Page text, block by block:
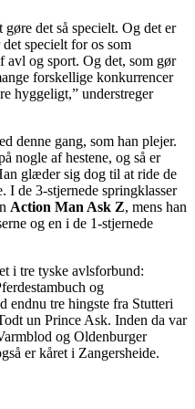
det så specielt. Og det er
specielt for os som
avl og sport. Og det, som gør
forskellige konkurrencer
hyggeligt,” understreger
denne gang, som han plejer.
nogle af hestene, og så er
glæder sig dog til at ride de
I de 3-stjernede springklasser
Action Man Ask Z, mens han
og en i de 1-stjernede
i tre tyske avlsforbund:
og
endnu tre hingste fra Stutteri
un Prince Ask. Inden da var
og Oldenburger
er kåret i Zangersheide.